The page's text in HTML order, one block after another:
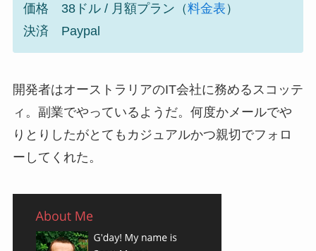
価格 38ドル / 月額プラン（料金表 ）
決済 Paypal
開発者はオーストラリアのIT会社に務めるスコッテ
ィ。副業でやっているようだ。何度かメールでや
りとりしたがとてもカジュアルかつ親切でフォロ
ーしてくれた。